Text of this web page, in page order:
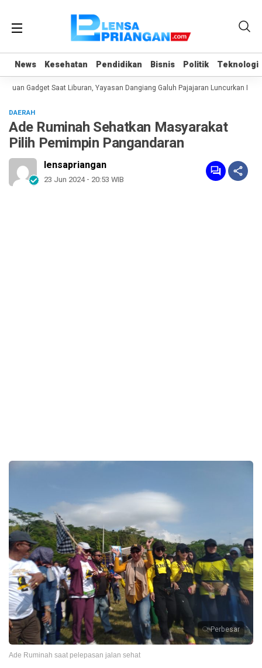
News Kesehatan Pendidikan Bisnis Politik Teknologi
News Kesehatan Pendidikan Bisnis Politik Teknologi
Gadget Saat Liburan, Yayasan Dangiang Galuh Pajajaran Luncurkan
DAERAH
Ade Ruminah Sehatkan Masyarakat
Pilih Pemimpin Pangandaran
lensapriangan
23 Jun 2024 - 20:53 WIB
Perbesar
Ade Ruminah saat pelepasan jalan sehat